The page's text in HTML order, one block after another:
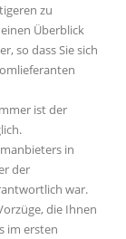
zu
Überblick
so dass Sie sich
ist der
in
der
war.
die Ihnen
im ersten